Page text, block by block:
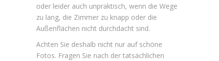
oder leider auch unpraktisch, wenn die Wege
zu lang, die Zimmer zu knapp oder die
Außenflächen nicht durchdacht sind.
Achten Sie deshalb nicht nur auf schöne
Fotos. Fragen Sie nach der tatsächlichen